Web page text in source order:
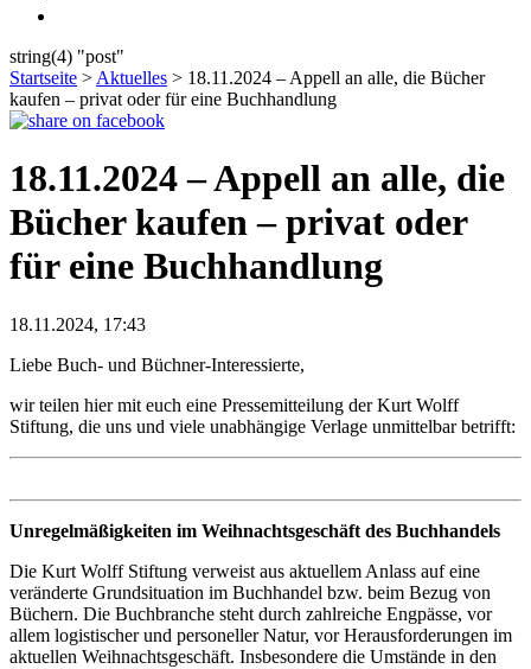
string(4) "post"
Startseite > Aktuelles > 18.11.2024 – Appell an alle, die Bücher
kaufen – privat oder für eine Buchhandlung
18.11.2024 – Appell an alle, die
Bücher kaufen – privat oder
für eine Buchhandlung
18.11.2024, 17:43
Liebe Buch- und Büchner-Interessierte,
wir teilen hier mit euch eine Pressemitteilung der Kurt Wolff
Stiftung, die uns und viele unabhängige Verlage unmittelbar betrifft:
Unregelmäßigkeiten im Weihnachtsgeschäft des Buchhandels
Die Kurt Wolff Stiftung verweist aus aktuellem Anlass auf eine
veränderte Grundsituation im Buchhandel bzw. beim Bezug von
Büchern. Die Buchbranche steht durch zahlreiche Engpässe, vor
allem logistischer und personeller Natur, vor Herausforderungen im
aktuellen Weihnachtsgeschäft. Insbesondere die Umstände in den